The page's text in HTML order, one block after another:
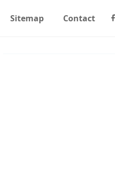
Sitemap Contact